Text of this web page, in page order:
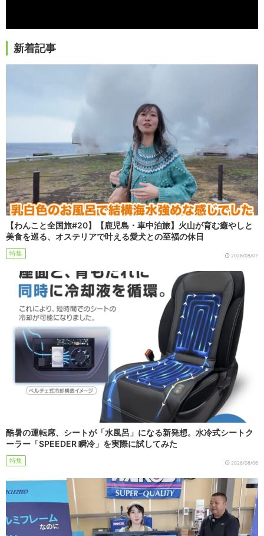
新着記事
【わんこと全国旅#20】【鹿児島・車中泊旅】火山が育む癒やしと
美食を巡る、オステリアで叶える愛犬との至福の休日
特集 2026/08/07
酷暑の運転席、シートが「水風呂」になる新発想。水冷式シートク
ーラー「SPEEDER 瞬冷」を実際に試してみた
特集 2026/08/06